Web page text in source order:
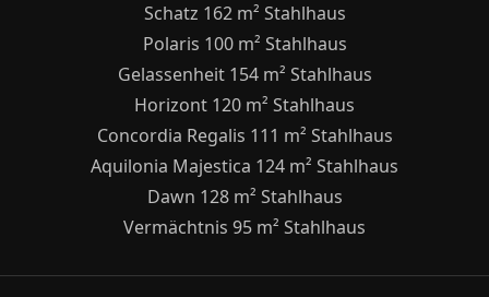
Schatz 162 m² Stahlhaus
Polaris 100 m² Stahlhaus
Gelassenheit 154 m² Stahlhaus
Horizont 120 m² Stahlhaus
Concordia Regalis 111 m² Stahlhaus
Aquilonia Majestica 124 m² Stahlhaus
Dawn 128 m² Stahlhaus
Vermächtnis 95 m² Stahlhaus